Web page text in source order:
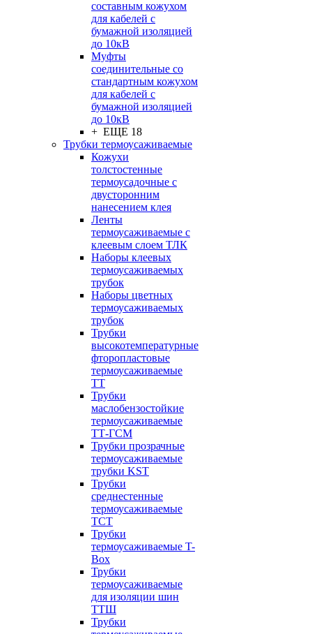
составным кожухом
для кабелей с
бумажной изоляцией
до 10кВ
Муфты
соединительные со
стандартным кожухом
для кабелей с
бумажной изоляцией
до 10кВ
+ ЕЩЕ 18
Трубки термоусаживаемые
Кожухи
толстостенные
термоусадочные с
двусторонним
нанесением клея
Ленты
термоусаживаемые с
клеевым слоем ТЛК
Наборы клеевых
термоусаживаемых
трубок
Наборы цветных
термоусаживаемых
трубок
Трубки
высокотемпературные
фторопластовые
термоусаживаемые
ТТ
Трубки
маслобензостойкие
термоусаживаемые
ТТ-ГСМ
Трубки прозрачные
термоусаживаемые
трубки KST
Трубки
среднестенные
термоусаживаемые
ТСТ
Трубки
термоусаживаемые T-
Box
Трубки
термоусаживаемые
для изоляции шин
ТТШ
Трубки